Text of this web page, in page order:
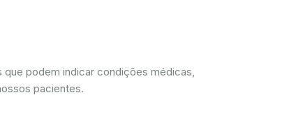
podem indicar condições médicas,
pacientes.